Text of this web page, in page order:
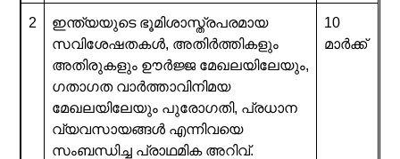
2
ഇന്ത്യയുടെ ഭൂമിശാസ്ത്രപരമായ
സവിശേഷതകൾ, അതിർത്തികളും
അതിരുകളും ഊർജ്ജ മേഖലയിലേയും,
ഗതാഗത വാർത്താവിനിമയ
മേഖലയിലേയും പുരോഗതി, പ്രധാന
വ്യവസായങ്ങൾ എന്നിവയെ
സംബന്ധിച്ച പ്രാഥമിക അറിവ്.
10
മാർക്ക്